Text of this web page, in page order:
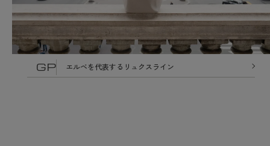
GP エルベを代表するリュクスライン